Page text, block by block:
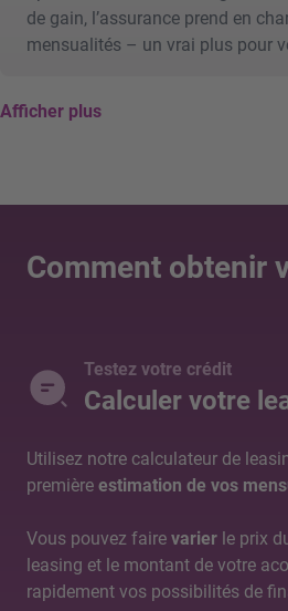
de gain, l’assurance prend en
mensualités – un vrai plus pour
Afficher plus
Comment obtenir
Testez votre crédit
Calculer votre
Utilisez notre calculateur de
première estimation de vos
Vous pouvez faire varier le prix
leasing et le montant de votre
rapidement vos possibilités de